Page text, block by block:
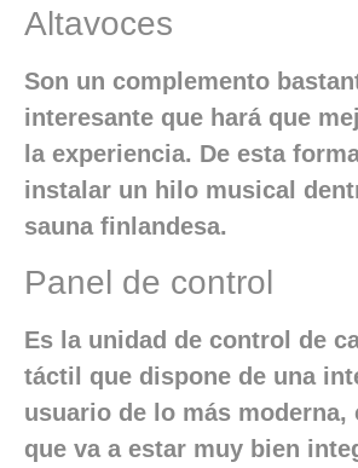
Altavoces
Son un complemento
interesante que hará que
la experiencia. De esta
instalar un hilo musical
sauna finlandesa.
Panel de control
Es la unidad de control de
táctil que dispone de una
usuario de lo más moderna,
que va a estar muy bien